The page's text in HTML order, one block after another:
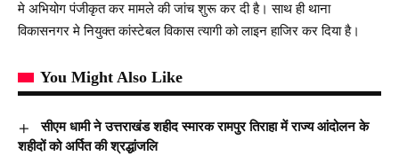
मे अभियोग पंजीकृत कर मामले की जांच शुरू कर दी है। साथ ही थाना
विकासनगर मे नियुक्त कांस्टेबल विकास त्यागी को लाइन हाजिर कर दिया है।
You Might Also Like
सीएम धामी ने उत्तराखंड शहीद स्मारक रामपुर तिराहा में राज्य आंदोलन के
शहीदों को अर्पित की श्रद्धांजलि